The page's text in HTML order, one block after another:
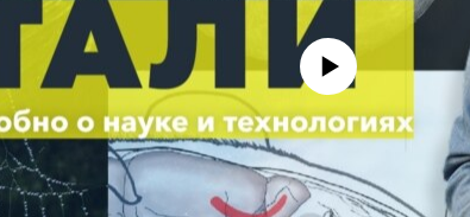
No media source currently